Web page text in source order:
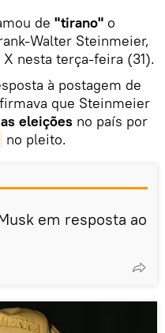
de "tirano" o
Walter Steinmeier,
nesta terça-feira (31).
à postagem de
que Steinmeier
eleições no país por
no pleito.
em resposta ao